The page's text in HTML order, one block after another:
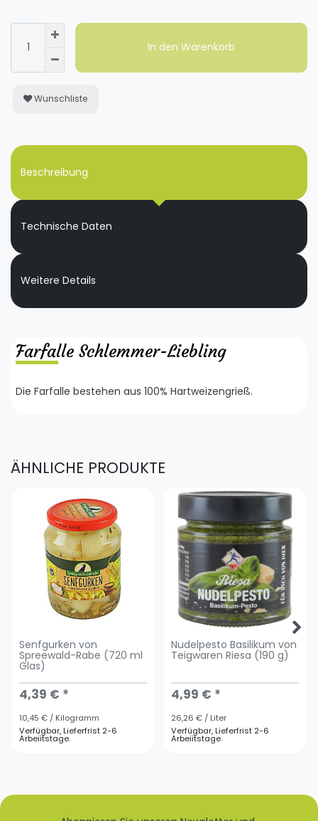
In den Warenkorb
Wunschliste
Beschreibung
Technische Daten
Weitere Details
Farfalle Schlemmer-Liebling
Die Farfalle bestehen aus 100% Hartweizengrieß.
ÄHNLICHE PRODUKTE
Senfgurken von
Spreewald-Rabe (720 ml
Glas)
4,39 € *
10,45 € / Kilogramm
Verfügbar, Lieferfrist 2-6
Arbeiitstage.
Nudelpesto Basilikum von
Teigwaren Riesa (190 g)
4,99 € *
26,26 € / Liter
Verfügbar, Lieferfrist 2-6
Arbeiitstage.